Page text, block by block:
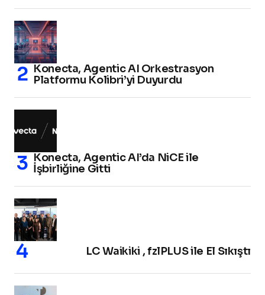
Konecta, Agentic AI Orkestrasyon
Platformu Kolibri’yi Duyurdu
Konecta, Agentic AI’da NiCE ile
İşbirliğine Gitti
LC Waikiki , fzlPLUS ile El Sıkıştı